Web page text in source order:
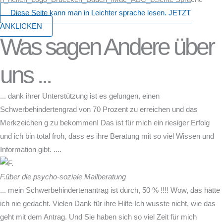
Diese Seite kann man in Leichter sprache lesen. JETZT
ANKLICKEN
Was sagen Andere über
uns ...
... dank ihrer Unterstützung ist es gelungen, einen
Schwerbehindertengrad von 70 Prozent zu erreichen und das
Merkzeichen g zu bekommen! Das ist für mich ein riesiger Erfolg
und ich bin total froh, dass es ihre Beratung mit so viel Wissen und
Information gibt. ....
F.über die psycho-soziale Mailberatung
... mein Schwerbehindertenantrag ist durch, 50 % !!!! Wow, das hätte
ich nie gedacht. Vielen Dank für ihre Hilfe Ich wusste nicht, wie das
geht mit dem Antrag. Und Sie haben sich so viel Zeit für mich